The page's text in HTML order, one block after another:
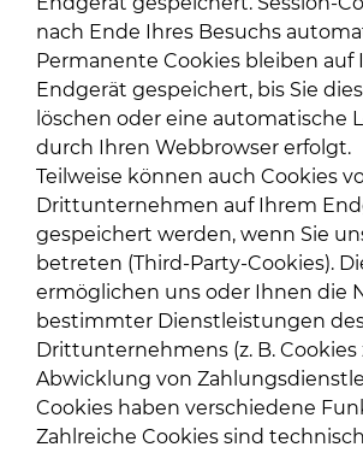
nach Ende Ihres Besuchs
Permanente Cookies bleiben auf
Endgerät gespeichert, bis Sie
löschen oder eine automatische
durch Ihren Webbrowser erfolgt.
Teilweise können auch Cookies
Drittunternehmen auf Ihrem
gespeichert werden, wenn Sie
betreten (Third-Party-Cookies).
ermöglichen uns oder Ihnen die
bestimmter Dienstleistungen
Drittunternehmens (z. B. Cookies
Abwicklung von
Cookies haben verschiedene
Zahlreiche Cookies sind